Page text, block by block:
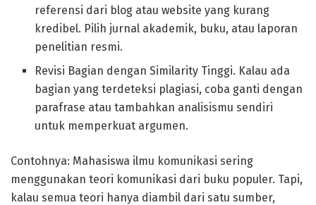
referensi dari blog atau website yang kurang
kredibel. Pilih jurnal akademik, buku, atau laporan
penelitian resmi.
Revisi Bagian dengan Similarity Tinggi. Kalau ada
bagian yang terdeteksi plagiasi, coba ganti dengan
parafrase atau tambahkan analisismu sendiri
untuk memperkuat argumen.
Contohnya: Mahasiswa ilmu komunikasi sering
menggunakan teori komunikasi dari buku populer. Tapi,
kalau semua teori hanya diambil dari satu sumber,